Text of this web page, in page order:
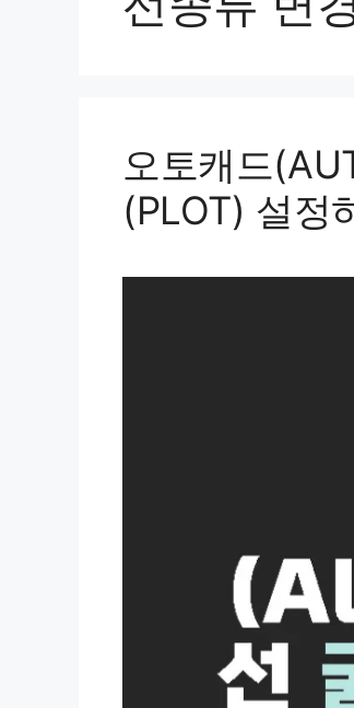
오토캐드
(PLOT) 설정